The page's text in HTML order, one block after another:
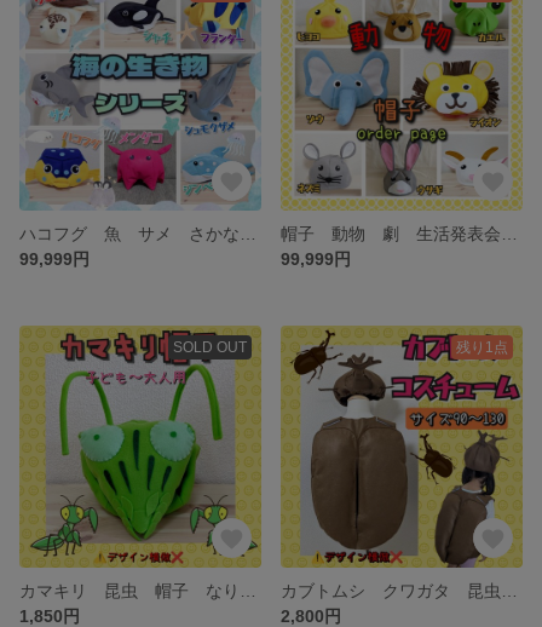
99,999円
99,999円
SOLD OUT
1,850円
残り1点
2,800円